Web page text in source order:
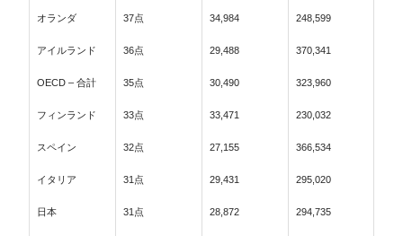
オランダ 37点 34,984 248,599
アイルランド 36点 29,488 370,341
OECD – 合計 35点 30,490 323,960
フィンランド 33点 33,471 230,032
スペイン 32点 27,155 366,534
イタリア 31点 29,431 295,020
日本 31点 28,872 294,735